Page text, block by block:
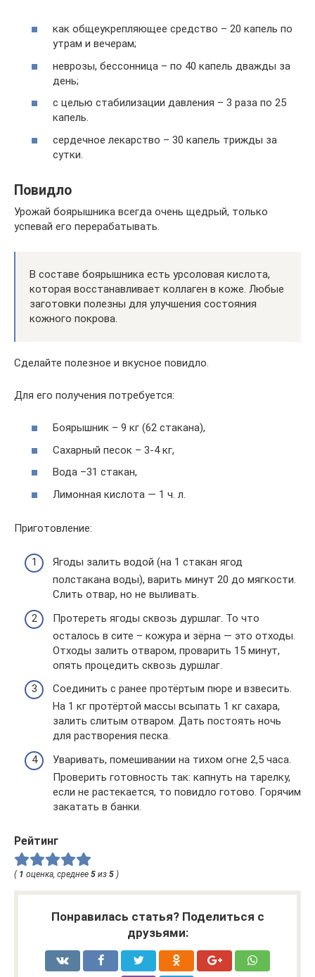
как общеукрепляющее средство – 20 капель по
утрам и вечерам;
неврозы, бессонница – по 40 капель дважды за
день;
с целью стабилизации давления – 3 раза по 25
капель.
сердечное лекарство – 30 капель трижды за
сутки.
Повидло
Урожай боярышника всегда очень щедрый, только
успевай его перерабатывать.
В составе боярышника есть урсоловая кислота,
которая восстанавливает коллаген в коже. Любые
заготовки полезны для улучшения состояния
кожного покрова.
Сделайте полезное и вкусное повидло.
Для его получения потребуется:
Боярышник – 9 кг (62 стакана),
Сахарный песок – 3-4 кг,
Вода –31 стакан,
Лимонная кислота — 1 ч. л.
Приготовление:
Ягоды залить водой (на 1 стакан ягод
полстакана воды), варить минут 20 до мягкости.
Слить отвар, но не выливать.
Протереть ягоды сквозь дуршлаг. То что
осталось в сите – кожура и зёрна — это отходы.
Отходы залить отваром, проварить 15 минут,
опять процедить сквозь дуршлаг.
Соединить с ранее протёртым пюре и взвесить.
На 1 кг протёртой массы всыпать 1 кг сахара,
залить слитым отваром. Дать постоять ночь
для растворения песка.
Уваривать, помешивании на тихом огне 2,5 часа.
Проверить готовность так: капнуть на тарелку,
если не растекается, то повидло готово. Горячим
закатать в банки.
Рейтинг
( 1 оценка, среднее 5 из 5 )
Понравилась статья? Поделиться с
друзьями: